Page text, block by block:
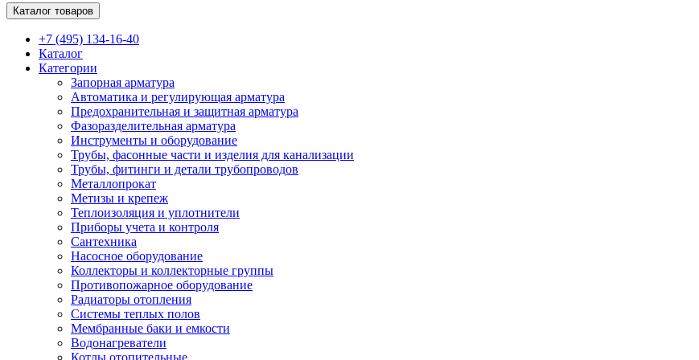
Каталог товаров
+7 (495) 134-16-40
Каталог
Категории
Запорная арматура
Автоматика и регулирующая арматура
Предохранительная и защитная арматура
Фазоразделительная арматура
Инструменты и оборудование
Трубы, фасонные части и изделия для канализации
Трубы, фитинги и детали трубопроводов
Металлопрокат
Метизы и крепеж
Теплоизоляция и уплотнители
Приборы учета и контроля
Сантехника
Насосное оборудование
Коллекторы и коллекторные группы
Противопожарное оборудование
Радиаторы отопления
Системы теплых полов
Мембранные баки и емкости
Водонагреватели
Котлы отопительные